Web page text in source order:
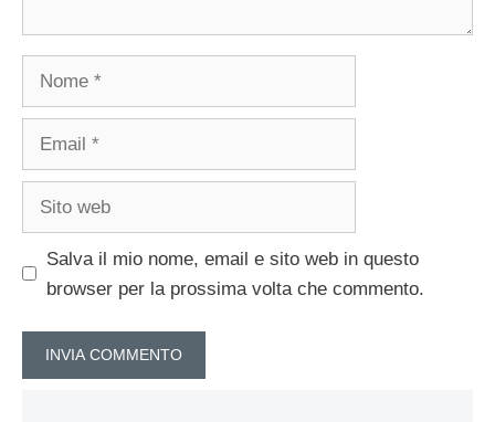
Salva il mio nome, email e sito web in questo
browser per la prossima volta che commento.